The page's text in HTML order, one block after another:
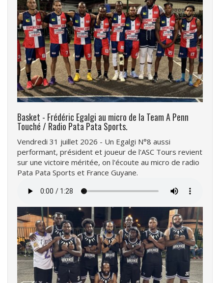
Basket - Frédéric Egalgi au micro de la Team A Penn
Touché / Radio Pata Pata Sports.
Vendredi 31 juillet 2026 - Un Egalgi N°8 aussi
performant, président et joueur de l'ASC Tours revient
sur une victoire méritée, on l'écoute au micro de radio
Pata Pata Sports et France Guyane.
audio